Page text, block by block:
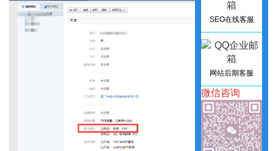
SEO在线客服
网站后期客服
微信咨询